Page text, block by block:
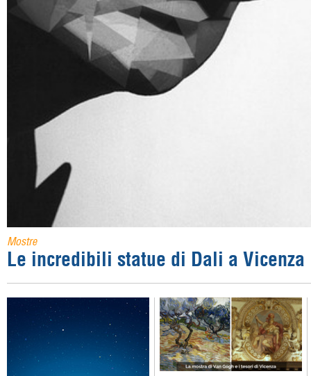
Mostre
Le incredibili statue di Dali a Vicenza